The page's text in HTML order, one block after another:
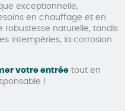
exceptionnelle,
en chauffage et en
robustesse naturelle, tandis
intempéries, la corrosion
votre entrée tout en
!